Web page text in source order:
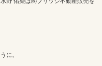
に。